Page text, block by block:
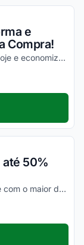
e
Compra!
Aproveite todos os seus benefícios ainda hoje e economize da melhor forma possível!
até 50%
Ofertas Promocionais Editora Foco: compre com o maior desconto!